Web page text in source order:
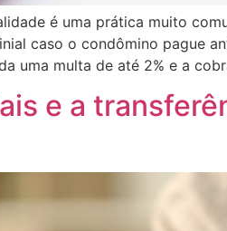
é uma prática muito
caso o condômino pague
uma multa de até 2% e a
e a